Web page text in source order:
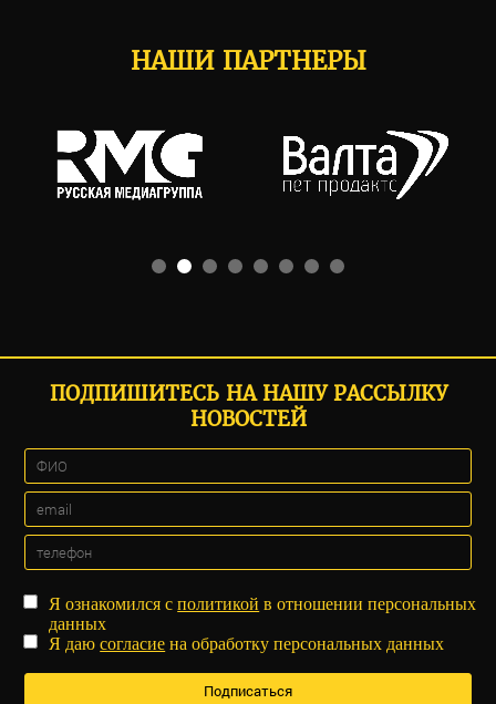
НАШИ ПАРТНЕРЫ
ПОДПИШИТЕСЬ НА НАШУ РАССЫЛКУ
НОВОСТЕЙ
Я ознакомился сполитикой в отношении персональных
данных
Я даюсогласие на обработку персональных данных